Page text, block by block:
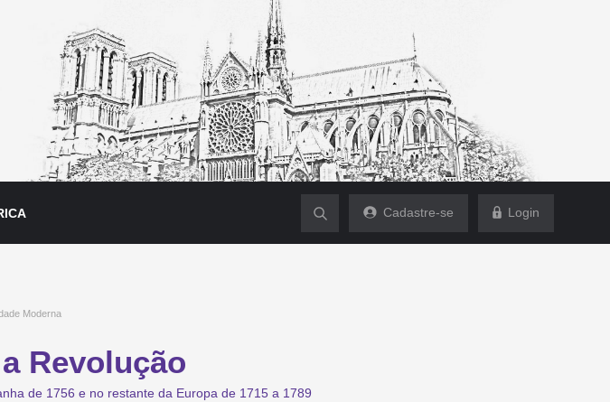
Login
Cadastre-se
Moderna
Revolução
de 1756 e no restante da Europa de 1715 a 1789